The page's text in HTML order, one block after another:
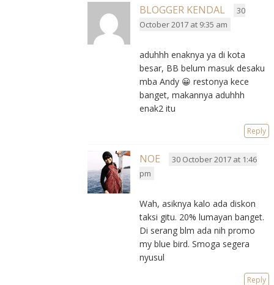
BLOGGER KENDAL
30
October 2017 at 9:35 am
aduhhh enaknya ya di kota
besar, BB belum masuk desaku
mba Andy 😀 restonya kece
banget, makannya aduhhh
enak2 itu
Reply
NOE
30 October 2017 at 1:46
pm
Wah, asiknya kalo ada diskon
taksi gitu. 20% lumayan banget.
Di serang blm ada nih promo
my blue bird. Smoga segera
nyusul
Reply